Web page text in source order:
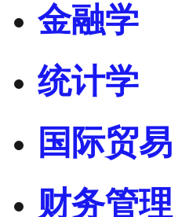
金融学
统计学
国际贸易
财务管理